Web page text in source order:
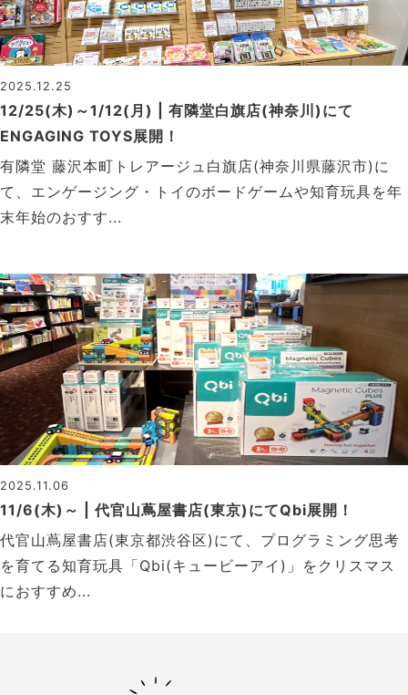
2025.12.25
12/25(木)～1/12(月) | 有隣堂白旗店(神奈川)にて
ENGAGING TOYS展開！
有隣堂 藤沢本町トレアージュ白旗店(神奈川県藤沢市)に
て、エンゲージング・トイのボードゲームや知育玩具を年
末年始のおすす...
2025.11.06
11/6(木)～ | 代官山蔦屋書店(東京)にてQbi展開！
代官山蔦屋書店(東京都渋谷区)にて、プログラミング思考
を育てる知育玩具「Qbi(キュービーアイ)」をクリスマス
におすすめ...